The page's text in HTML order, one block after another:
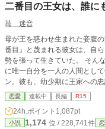
二番目の王女は、誰に
苺 迷音
母が王を惑わせ生まれた妾腹
番目』と蔑まれる彼女は、自
勢を張って生きていた。 そんなメラフィナが密かに想いを寄せるのは、幼い頃
に唯一自分を一人の人間とし
ン。彼も、幼少期に王家への
受け、感情を持たない人間となっていた。 義務と忠誠の
は、あろうことか異母姉の婚
彼女の心を揺さぶり続ける。 もう、この思いを手放さなければ、きっと自分は
死ぬほど苦しむ。 そう理解し
恋愛 連載中 長編 R15
24h.ポイント 1,087pt
小説 1,174 位 / 228,741件